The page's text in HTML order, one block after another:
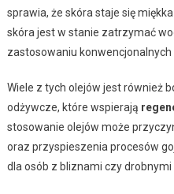
sprawia, że skóra staje się
skóra jest w stanie zatrzymać
zastosowaniu konwencjonalnych
Wiele z tych olejów jest również
odżywcze, które wspierają
stosowanie olejów może
oraz przyspieszenia procesów
dla osób z bliznami czy